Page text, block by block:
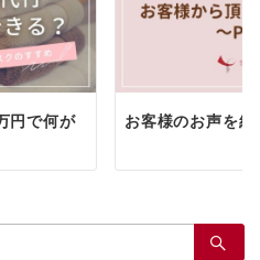
円で何が
お客様のお声を